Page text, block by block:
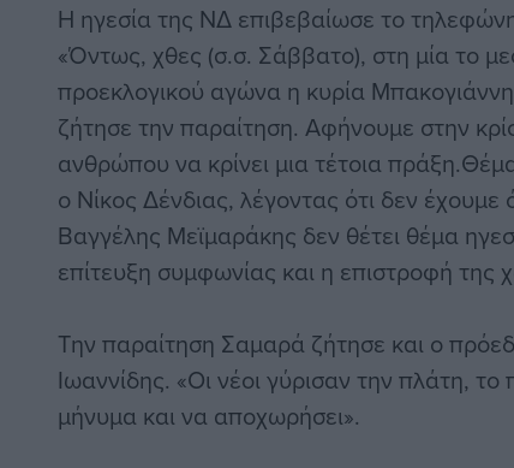
Η ηγεσία της ΝΔ επιβεβαίωσε το
«Όντως, χθες (σ.σ. Σάββατο), στη μία το
προεκλογικού αγώνα η κυρία
ζήτησε την παραίτηση. Αφήνουμε στην
ανθρώπου να κρίνει μια τέτοια
ο Νίκος Δένδιας, λέγοντας ότι δεν έχουμε
Βαγγέλης Μεϊμαράκης δεν θέτει θέμα
επίτευξη συμφωνίας και η επιστροφή της
Tην παραίτηση Σαμαρά ζήτησε και ο
Ιωαννίδης. «Οι νέοι γύρισαν την πλάτη,
μήνυμα και να αποχωρήσει».